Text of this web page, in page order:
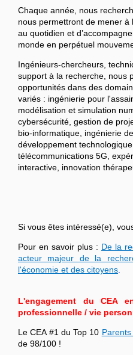
Chaque année, nous
nous permettront de mener à
au quotidien et
monde en perpétuel
Ingénieurs-chercheurs,
support à la recherche, nous
opportunités dans des
variés : ingénierie pour
modélisation et simulation
cybersécurité, gestion de
bio-informatique, ingénierie
développement
télécommunications 5G,
interactive, innovation
Si vous êtes intéressé(e),
Pour en savoir plus : De la
acteur majeur de la
l'économie et des citoyens
L'engagement du CEA
professionnelle / vie
Le CEA #1 du Top 10
de 98/100 !